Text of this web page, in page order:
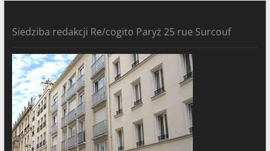
Siedziba redakcji Re/cogito Paryż 25 rue Surcouf